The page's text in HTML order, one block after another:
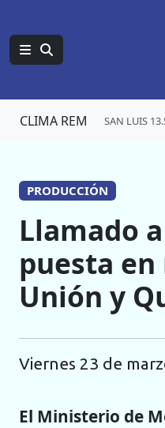
CLIMA REM SAN LUIS
PRODUCCIÓN
Llamado
puesta
Unión y
viernes 23 de
El Ministerio de